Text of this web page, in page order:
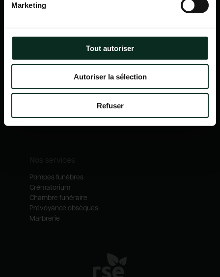
Marketing
Tout autoriser
Autoriser la sélection
Refuser
Accueil
Nos services
Pompes funèbres
Crématorium
Chambre funéraire
Prévoyance obsèques
Marbrerie